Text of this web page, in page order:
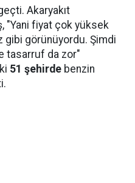
Akaryakıt
"Yani fiyat çok yüksek
gibi görünüyordu. Şimdi
tasarruf da zor"
51 şehirde benzin